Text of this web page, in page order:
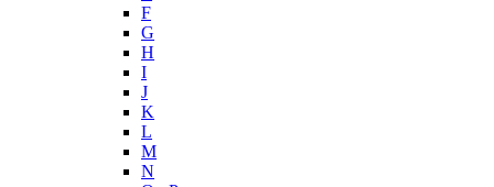
F
G
H
I
J
K
L
M
N